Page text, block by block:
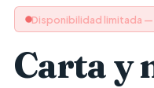
Disponibilidad limitada —
Carta y